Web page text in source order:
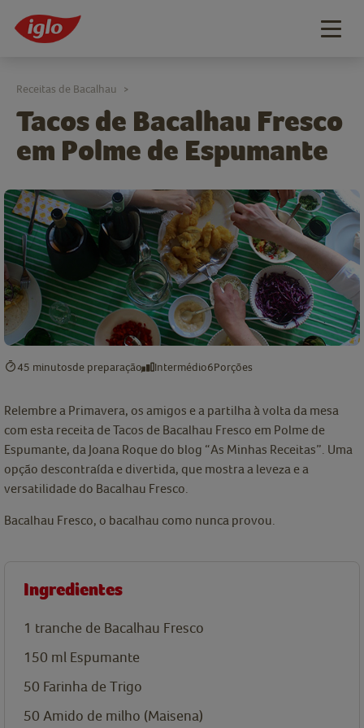
Tacos de Bacalhau Fresco
em Polme de Espumante
Receitas de Bacalhau >
45 minutosde preparação Intermédio6Porções
Relembre a Primavera, os amigos e a partilha à volta da mesa
com esta receita de Tacos de Bacalhau Fresco em Polme de
Espumante, da Joana Roque do blog “As Minhas Receitas”. Uma
opção descontraída e divertida, que mostra a leveza e a
versatilidade do Bacalhau Fresco.
Bacalhau Fresco, o bacalhau como nunca provou.
Ingredientes
1 tranche de Bacalhau Fresco
150 ml Espumante
50 Farinha de Trigo
50 Amido de milho (Maisena)